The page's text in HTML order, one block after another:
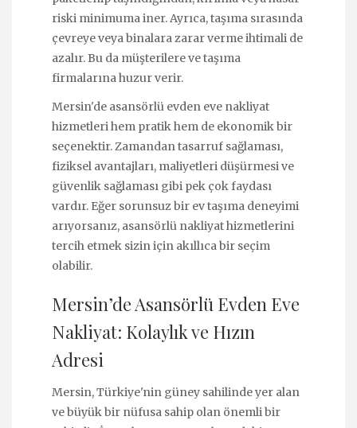
riski minimuma iner. Ayrıca, taşıma sırasında
çevreye veya binalara zarar verme ihtimali de
azalır. Bu da müşterilere ve taşıma
firmalarına huzur verir.
Mersin'de asansörlü evden eve nakliyat
hizmetleri hem pratik hem de ekonomik bir
seçenektir. Zamandan tasarruf sağlaması,
fiziksel avantajları, maliyetleri düşürmesi ve
güvenlik sağlaması gibi pek çok faydası
vardır. Eğer sorunsuz bir ev taşıma deneyimi
arıyorsanız, asansörlü nakliyat hizmetlerini
tercih etmek sizin için akıllıca bir seçim
olabilir.
Mersin’de Asansörlü Evden Eve
Nakliyat: Kolaylık ve Hızın
Adresi
Mersin, Türkiye'nin güney sahilinde yer alan
ve büyük bir nüfusa sahip olan önemli bir